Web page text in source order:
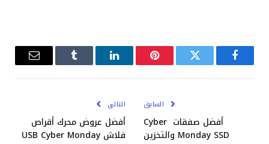
فيسبوكتويتر بينتيريستلينكدإن Tumblrالبريد
السابق
أفضل صفقات Cyber ​​
Monday SSD والتخزين
التالي
أفضل عروض محرك أقراص
فلاش USB Cyber ​​Monday